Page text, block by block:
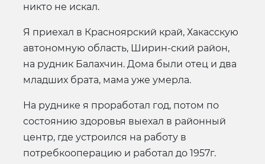
никто не искал.
Я приехал в Красноярский край, Хакасскую
автономную область, Ширин-ский район,
на рудник Балахчин. Дома были отец и два
младших брата, мама уже умерла.
На руднике я проработал год, потом по
состоянию здоровья выехал в районный
центр, где устроился на работу в
потребкооперацию и работал до 1957г.